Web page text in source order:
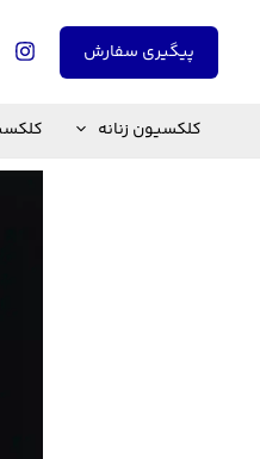
پیگیری سفارش
کلکسیون زنانه